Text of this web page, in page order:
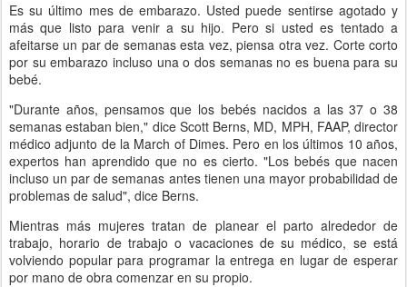
Es su último mes de embarazo. Usted puede sentirse agotado y
más que listo para venir a su hijo. Pero si usted es tentado a
afeitarse un par de semanas esta vez, piensa otra vez. Corte corto
por su embarazo incluso una o dos semanas no es buena para su
bebé.
"Durante años, pensamos que los bebés nacidos a las 37 o 38
semanas estaban bien," dice Scott Berns, MD, MPH, FAAP, director
médico adjunto de la March of Dimes. Pero en los últimos 10 años,
expertos han aprendido que no es cierto. "Los bebés que nacen
incluso un par de semanas antes tienen una mayor probabilidad de
problemas de salud", dice Berns.
Mientras más mujeres tratan de planear el parto alrededor de
trabajo, horario de trabajo o vacaciones de su médico, se está
volviendo popular para programar la entrega en lugar de esperar
por mano de obra comenzar en su propio.